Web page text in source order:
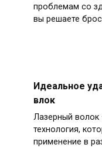
проблемам со
вы решаете
Идеальное
влок
Лазерный волок
технология,
применение в